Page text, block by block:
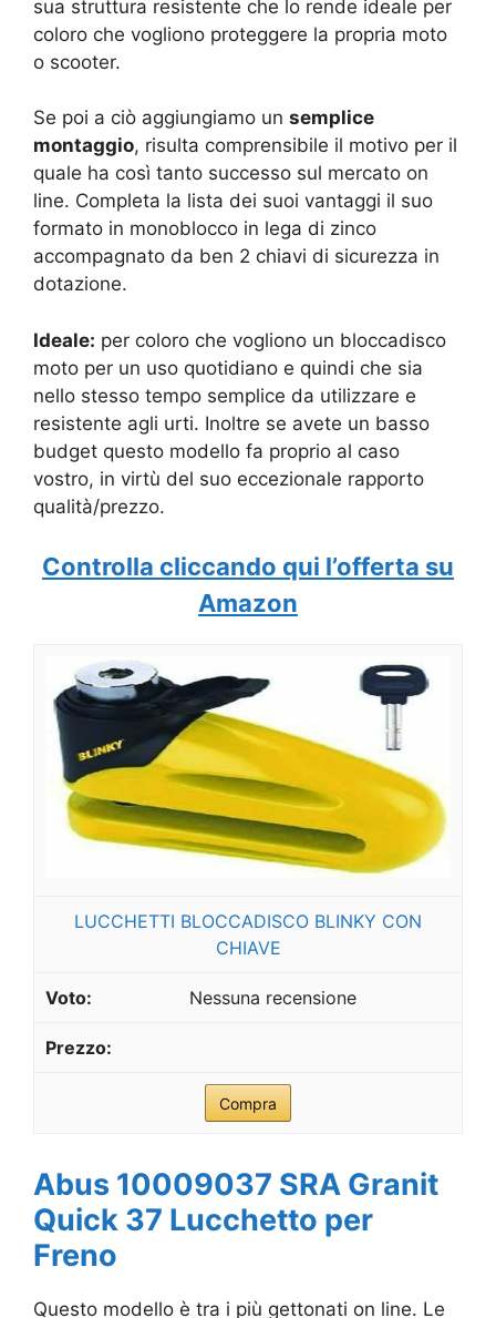
sua struttura resistente che lo rende ideale per
coloro che vogliono proteggere la propria moto
o scooter.
Se poi a ciò aggiungiamo un semplice
montaggio, risulta comprensibile il motivo per il
quale ha così tanto successo sul mercato on
line. Completa la lista dei suoi vantaggi il suo
formato in monoblocco in lega di zinco
accompagnato da ben 2 chiavi di sicurezza in
dotazione.
Ideale: per coloro che vogliono un bloccadisco
moto per un uso quotidiano e quindi che sia
nello stesso tempo semplice da utilizzare e
resistente agli urti. Inoltre se avete un basso
budget questo modello fa proprio al caso
vostro, in virtù del suo eccezionale rapporto
qualità/prezzo.
Controlla cliccando qui l’offerta su
Amazon
LUCCHETTI BLOCCADISCO BLINKY CON
CHIAVE
Nessuna recensione
Compra
Abus 10009037 SRA Granit
Quick 37 Lucchetto per
Freno
Questo modello è tra i più gettonati on line. Le